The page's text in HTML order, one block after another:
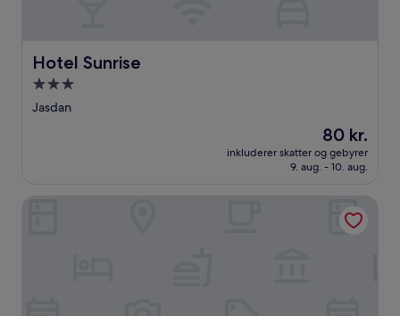
Hotel Sunrise
Hotel Sunrise
3.0-
stjernet
Jasdan
Prisen
er
80 kr.
80 kr.
inkluderer skatter og gebyrer
9. aug. - 10. aug.